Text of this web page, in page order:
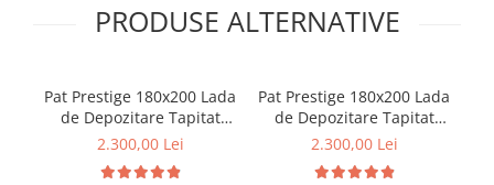
PRODUSE ALTERNATIVE
Pat Prestige 180x200 Lada
de Depozitare Tapitat
Sofa Gri (cod:ML2514)
2.300,00 Lei
Pat Prestige 180x200 Lada
de Depozitare Tapitat
Sofa Bej (cod:ML2514)
2.300,00 Lei